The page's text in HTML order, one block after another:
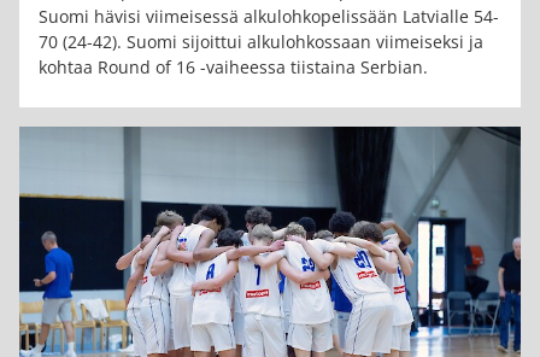
Suomi hävisi viimeisessä alkulohkopelissään Latvialle 54-
70 (24-42). Suomi sijoittui alkulohkossaan viimeiseksi ja
kohtaa Round of 16 -vaiheessa tiistaina Serbian.